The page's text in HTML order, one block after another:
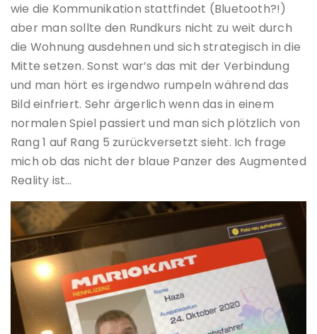
wie die Kommunikation stattfindet (Bluetooth?!)
aber man sollte den Rundkurs nicht zu weit durch
die Wohnung ausdehnen und sich strategisch in die
Mitte setzen. Sonst war’s das mit der Verbindung
und man hört es irgendwo rumpeln während das
Bild einfriert. Sehr ärgerlich wenn das in einem
normalen Spiel passiert und man sich plötzlich von
Rang 1 auf Rang 5 zurückversetzt sieht. Ich frage
mich ob das nicht der blaue Panzer des Augmented
Reality ist…